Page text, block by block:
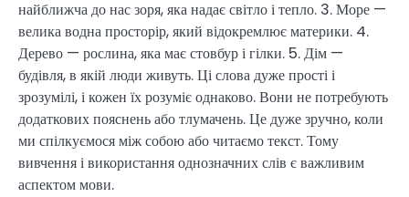
найближча до нас зоря, яка надає світло і тепло. 3. Море —
велика водна просторір, який відокремлює материки. 4.
Дерево — рослина, яка має стовбур і гілки. 5. Дім —
будівля, в якій люди живуть. Ці слова дуже прості і
зрозумілі, і кожен їх розуміє однаково. Вони не потребують
додаткових пояснень або тлумачень. Це дуже зручно, коли
ми спілкуємося між собою або читаємо текст. Тому
вивчення і використання однозначних слів є важливим
аспектом мови.